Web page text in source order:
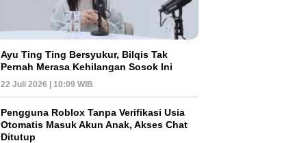
Ayu Ting Ting Bersyukur, Bilqis Tak
Pernah Merasa Kehilangan Sosok Ini
22 Juli 2026 | 10:09 WIB
Pengguna Roblox Tanpa Verifikasi Usia
Otomatis Masuk Akun Anak, Akses Chat
Ditutup